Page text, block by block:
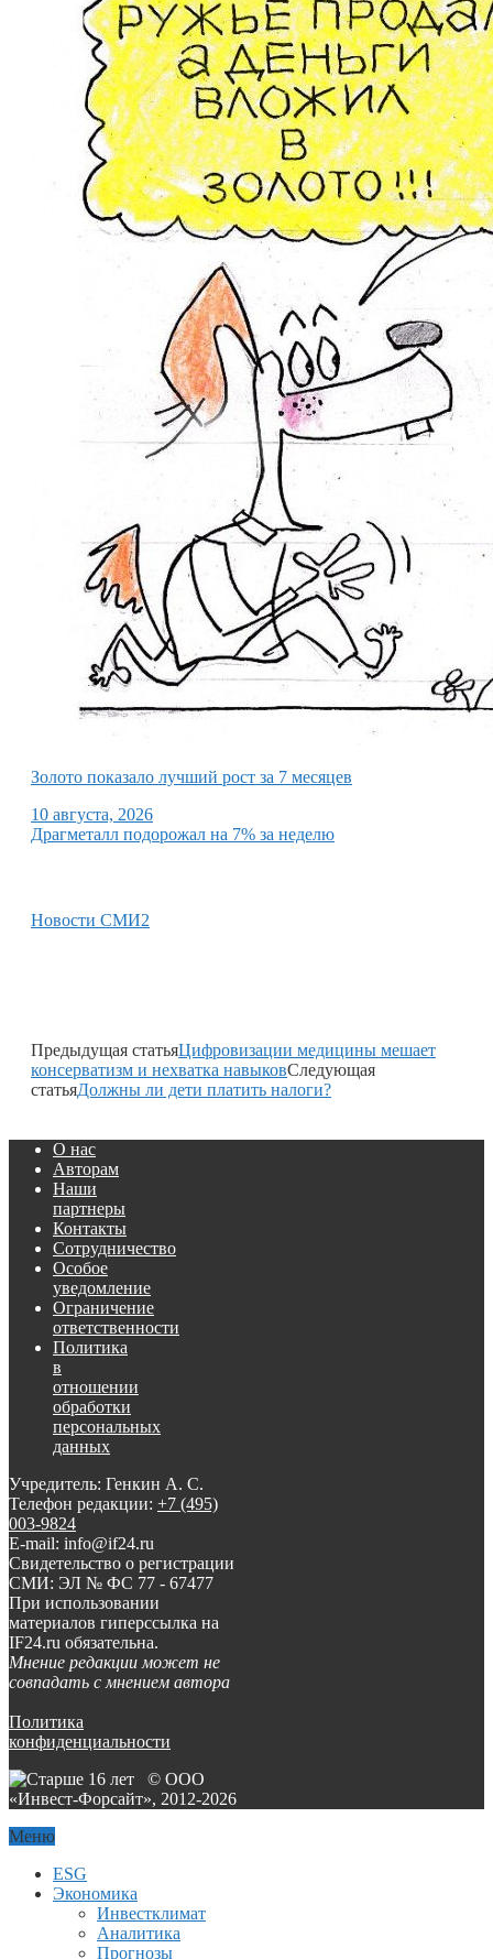
Золото показало лучший рост за 7 месяцев
10 августа, 2026
Драгметалл подорожал на 7% за неделю
Новости СМИ2
Предыдущая статьяЦифровизации медицины мешает
консерватизм и нехватка навыковСледующая
статьяДолжны ли дети платить налоги?
О нас
Авторам
Наши
партнеры
Контакты
Сотрудничество
Особое
уведомление
Ограничение
ответственности
Политика
в
отношении
обработки
персональных
данных
Учредитель: Генкин А. С.
Телефон редакции: +7 (495)
003-9824
E-mail: info@if24.ru
Свидетельство о регистрации
СМИ: ЭЛ № ФС 77 - 67477
При использовании
материалов гиперссылка на
IF24.ru обязательна.
Мнение редакции может не
совпадать с мнением автора
Политика
конфиденциальности
© ООО
«Инвест-Форсайт», 2012-2026
Меню
ESG
Экономика
Инвестклимат
Аналитика
Прогнозы